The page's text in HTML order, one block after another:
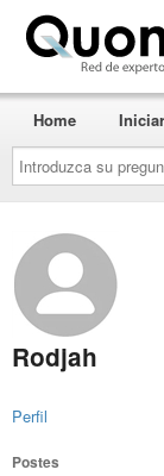
Introduzca
su
pregunta
aquí...
Home
Rodjah
Perfil
Postes